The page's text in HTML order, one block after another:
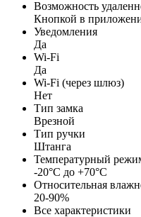
Возможность
Кнопкой в
Уведомления
Да
Wi-Fi
Да
Wi-Fi (через шлюз)
Нет
Тип замка
Врезной
Тип ручки
Штанга
Температурный
-20°C до +70°C
Относительная
20-90%
Все характеристики